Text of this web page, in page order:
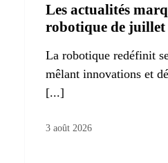
Les actualités
robotique de juillet
La robotique redéfinit
mêlant innovations et
[...]
3 août 2026